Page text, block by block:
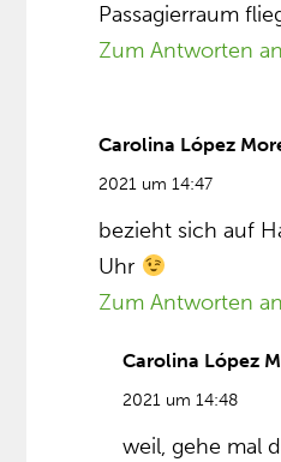
Passagierraum
Zum Antworten
Carolina López
2021 um 14:47
bezieht sich auf
Uhr
Zum Antworten
Carolina López
2021 um 14:48
weil, gehe mal